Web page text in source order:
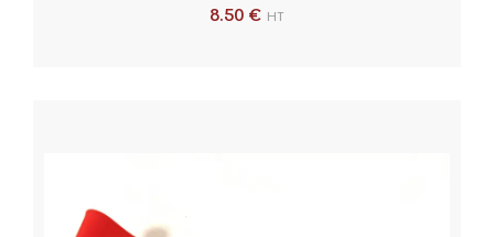
8.50 € HT